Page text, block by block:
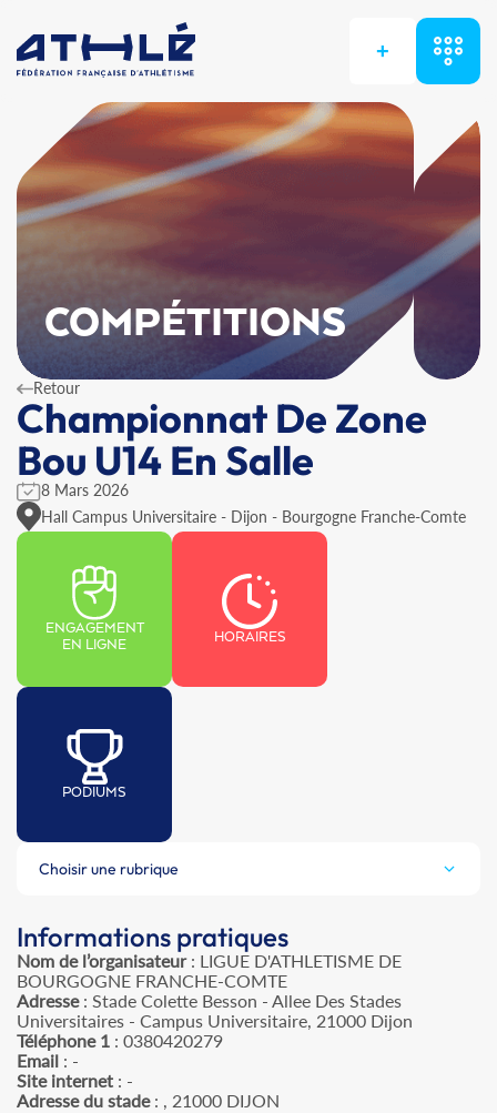
+
COMPÉTITIONS
Retour
Championnat De Zone
Bou U14 En Salle
8 Mars 2026
Hall Campus Universitaire - Dijon - Bourgogne Franche-Comte
ENGAGEMENT
EN LIGNE
HORAIRES
PODIUMS
Choisir une rubrique
Informations pratiques
Nom de l’organisateur: LIGUE D'ATHLETISME DE
BOURGOGNE FRANCHE-COMTE
Adresse: Stade Colette Besson - Allee Des Stades
Universitaires - Campus Universitaire, 21000 Dijon
Téléphone 1 : 0380420279
Email : -
Site internet : -
Adresse du stade: , 21000 DIJON